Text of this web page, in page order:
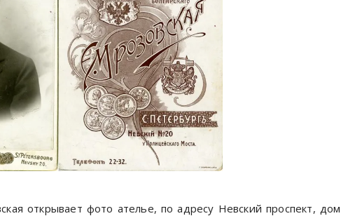
открывает фото ателье, по адресу Невский проспект, дом